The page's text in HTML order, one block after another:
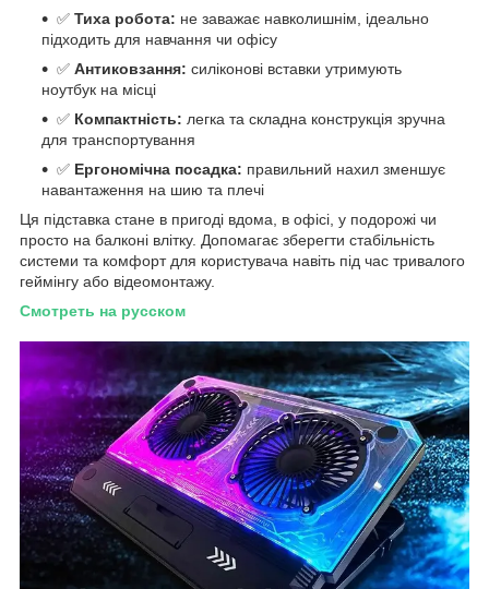
✅ Тиха робота: не заважає навколишнім, ідеально
підходить для навчання чи офісу
✅ Антиковзання: силіконові вставки утримують
ноутбук на місці
✅ Компактність: легка та складна конструкція зручна
для транспортування
✅ Ергономічна посадка: правильний нахил зменшує
навантаження на шию та плечі
Ця підставка стане в пригоді вдома, в офісі, у подорожі чи
просто на балконі влітку. Допомагає зберегти стабільність
системи та комфорт для користувача навіть під час тривалого
геймінгу або відеомонтажу.
Смотреть на русском